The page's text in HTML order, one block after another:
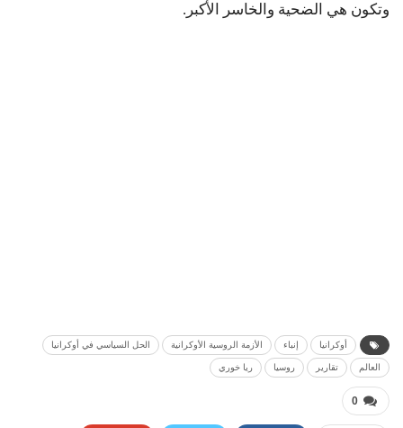
وتكون هي الضحية والخاسر الأكبر.
أوكرانيا إنباء الأزمة الروسية الأوكرانية الحل السياسي في أوكرانيا
العالم تقارير روسيا ريا خوري
0